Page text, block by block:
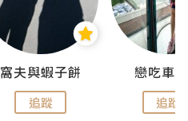
窩夫與蝦子餅
追蹤
戀吃車
追蹤